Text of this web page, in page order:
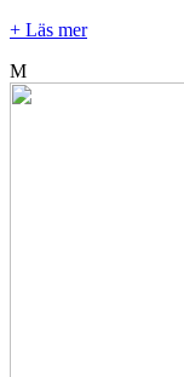
+ Läs mer
M